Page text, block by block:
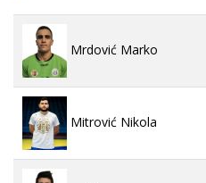
Mrdović Marko
Mitrović Nikola